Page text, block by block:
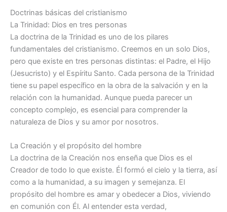
Doctrinas básicas del cristianismo
La Trinidad: Dios en tres personas
La doctrina de la Trinidad es uno de los pilares
fundamentales del cristianismo. Creemos en un solo Dios,
pero que existe en tres personas distintas: el Padre, el Hijo
(Jesucristo) y el Espíritu Santo. Cada persona de la Trinidad
tiene su papel específico en la obra de la salvación y en la
relación con la humanidad. Aunque pueda parecer un
concepto complejo, es esencial para comprender la
naturaleza de Dios y su amor por nosotros.
La Creación y el propósito del hombre
La doctrina de la Creación nos enseña que Dios es el
Creador de todo lo que existe. Él formó el cielo y la tierra, así
como a la humanidad, a su imagen y semejanza. El
propósito del hombre es amar y obedecer a Dios, viviendo
en comunión con Él. Al entender esta verdad,